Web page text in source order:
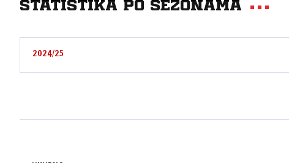
Statistika po sezonama
2024/25